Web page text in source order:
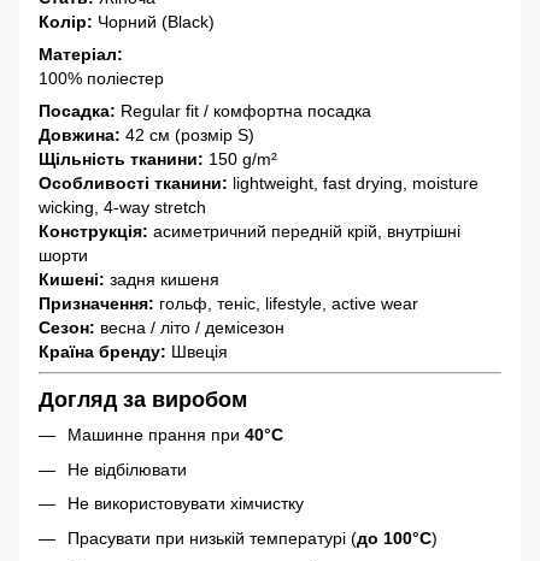
Колір: Чорний (Black)
Матеріал:
100% поліестер
Посадка: Regular fit / комфортна посадка
Довжина: 42 см (розмір S)
Щільність тканини: 150 g/m²
Особливості тканини: lightweight, fast drying, moisture
wicking, 4-way stretch
Конструкція: асиметричний передній крій, внутрішні
шорти
Кишені: задня кишеня
Призначення: гольф, теніс, lifestyle, active wear
Сезон: весна / літо / демісезон
Країна бренду: Швеція
Догляд за виробом
Машинне прання при 40°C
Не відбілювати
Не використовувати хімчистку
Прасувати при низькій температурі (до 100°C)